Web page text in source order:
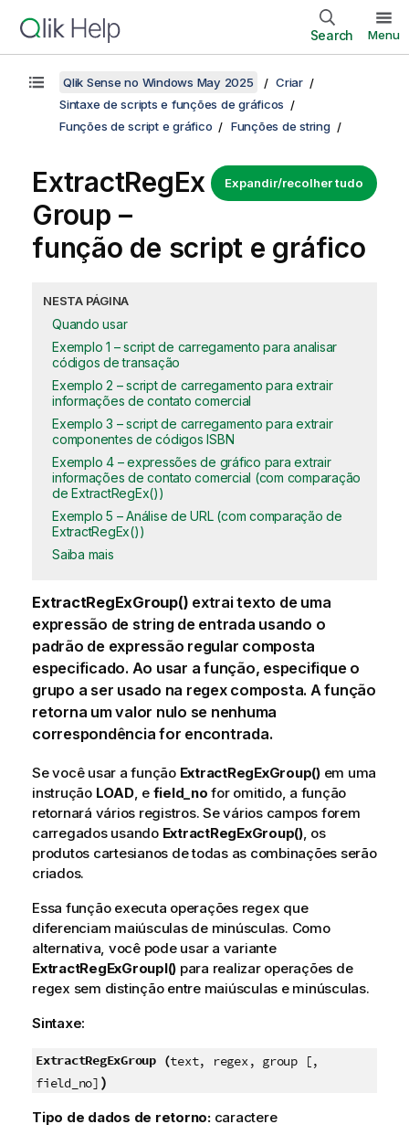
Search Menu
Qlik Sense no Windows May 2025
Criar
Sintaxe de scripts e funções de gráficos
Funções de script e gráfico
Funções de string
Expandir/recolher tudo
ExtractRegEx
Group –
função de script e gráfico
NESTA PÁGINA
Quando usar
Exemplo 1 – script de carregamento para analisar
códigos de transação
Exemplo 2 – script de carregamento para extrair
informações de contato comercial
Exemplo 3 – script de carregamento para extrair
componentes de códigos ISBN
Exemplo 4 – expressões de gráfico para extrair
informações de contato comercial (com comparação
de ExtractRegEx())
Exemplo 5 – Análise de URL (com comparação de
ExtractRegEx())
Saiba mais
ExtractRegExGroup() extrai texto de uma
expressão de string de entrada usando o
padrão de expressão regular composta
especificado. Ao usar a função, especifique o
grupo a ser usado na regex composta. A função
retorna um valor nulo se nenhuma
correspondência for encontrada.
Se você usar a função ExtractRegExGroup()em uma
instrução LOAD, e field_no for omitido, a função
retornará vários registros. Se vários campos forem
carregados usando ExtractRegExGroup(), os
produtos cartesianos de todas as combinações serão
criados.
Essa função executa operações regex que
diferenciam maiúsculas de minúsculas. Como
alternativa, você pode usar a variante
ExtractRegExGroupI() para realizar operações de
regex sem distinção entre maiúsculas e minúsculas.
Sintaxe:
ExtractRegExGroup (text, regex, group [,
field_no] )
Tipo de dados de retorno: caractere